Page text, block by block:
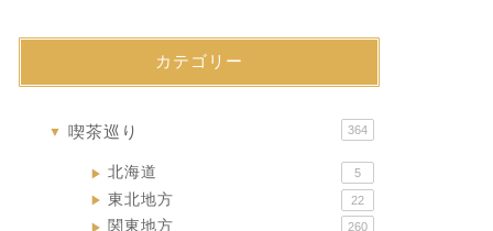
カテゴリー
▼ 喫茶巡り 364
▶ 北海道 5
▶ 東北地方 22
▶ 関東地方 260